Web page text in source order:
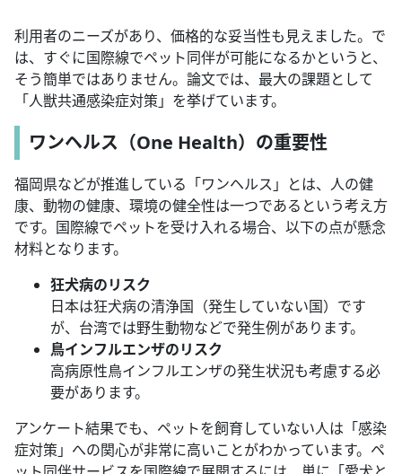
利用者のニーズがあり、価格的な妥当性も見えました。で
は、すぐに国際線でペット同伴が可能になるかというと、
そう簡単ではありません。論文では、最大の課題として
「人獣共通感染症対策」を挙げています。
ワンヘルス（One Health）の重要性
福岡県などが推進している「ワンヘルス」とは、人の健
康、動物の健康、環境の健全性は一つであるという考え方
です。国際線でペットを受け入れる場合、以下の点が懸念
材料となります。
狂犬病のリスク
日本は狂犬病の清浄国（発生していない国）です
が、台湾では野生動物などで発生例があります。
鳥インフルエンザのリスク
高病原性鳥インフルエンザの発生状況も考慮する必
要があります。
アンケート結果でも、ペットを飼育していない人は「感染
症対策」への関心が非常に高いことがわかっています。ペ